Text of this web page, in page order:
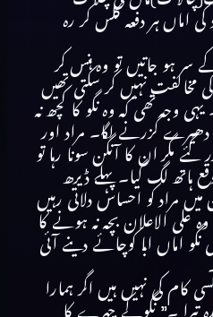
اماں ہر دفعہ کلس کر رہ
سر ہو جاتیں تو وہ ہنس کر
مخالفت نہیں کر سکتی تھیں
وجہ تھی کہ وہ نگو کا کچھ نہ
گزرنے لگا۔ مراد اور
مگر ان کا آنگن سونا رہا تو
ہاتھ لگ گیا۔ پہلے ڈیرھ
مراد کو احساس دلاتی رہیں
علی الاعلان بچہ نہ ہونے کا
اماں ابا کوچائے دینے آئی
کام کی نہیں ہیں اگر ہمارا
تیرا ۔” نگوکے چہرے کا